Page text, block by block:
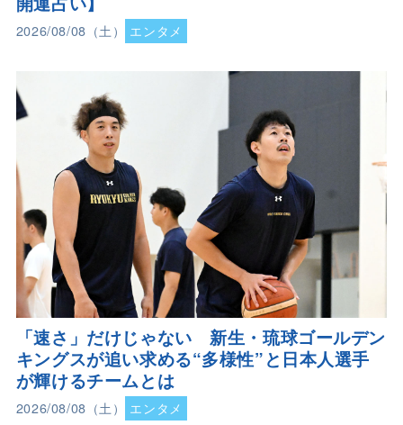
2026/08/08（土） エンタメ
「速さ」だけじゃない 新生・琉球ゴールデン
キングスが追い求める“多様性”と日本人選手
が輝けるチームとは
2026/08/08（土） エンタメ